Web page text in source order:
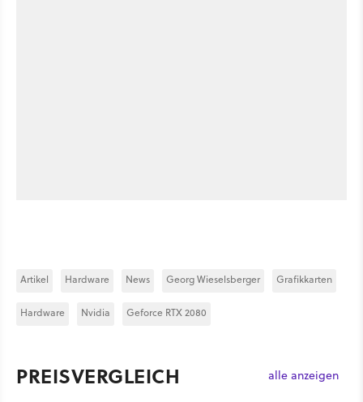
Artikel Hardware News Georg Wieselsberger Grafikkarten
Hardware Nvidia Geforce RTX 2080
PREISVERGLEICH alle anzeigen